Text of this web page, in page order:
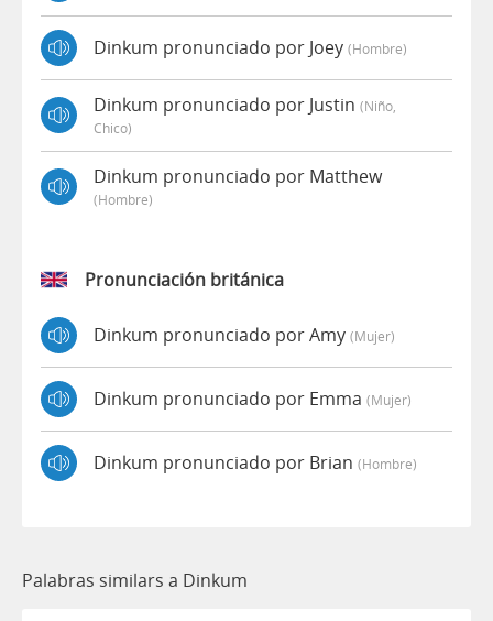
Dinkum pronunciado por Joey (hombre)
Dinkum pronunciado por Justin (niño,
Chico)
Dinkum pronunciado por Matthew
(hombre)
Pronunciación británica
Dinkum pronunciado por Amy (mujer)
Dinkum pronunciado por Emma (mujer)
Dinkum pronunciado por Brian (hombre)
Palabras similars a Dinkum